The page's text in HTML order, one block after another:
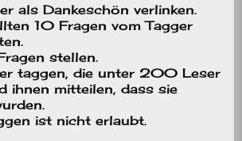
als Dankeschön verlinken.
10 Fragen vom Tagger
stellen.
taggen, die unter 200 Leser
ihnen mitteilen, dass sie
ist nicht erlaubt.